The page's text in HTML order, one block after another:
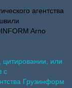
агентства
Arno
или
с
Грузинформ